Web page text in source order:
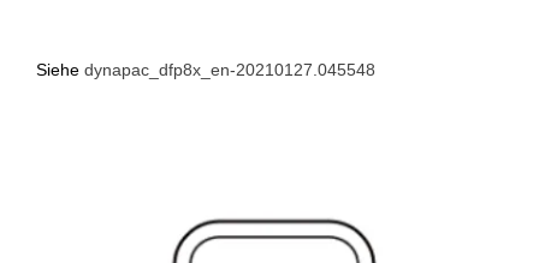
Siehe dynapac_dfp8x_en-20210127.045548